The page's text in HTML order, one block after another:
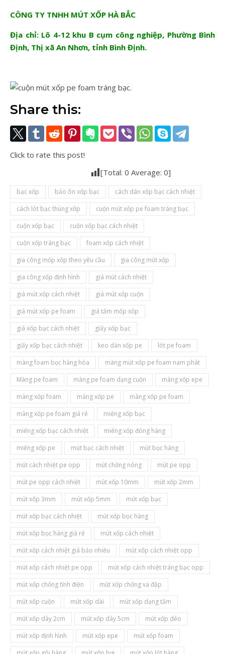
CÔNG TY TNHH MÚT XỐP HÀ BẮC
Địa chỉ: Lô 4-12 khu B cụm công nghiệp, Phường Bình
Định, Thị xã An Nhơn, tỉnh Bình Định.
Share this:
Click to rate this post!
[Total: 0 Average: 0]
bạc xốp bảo ôn xốp bạc
cách dán xốp bạc cách nhiệt
cách lót bạc thùng xốp
cuộn mút xốp pe foam tráng bạc
cuộn xốp bạc
cuộn xốp bạc cách nhiệt
cuộn xốp tráng bạc
foam xốp cách nhiệt
gia công mốp xốp theo yêu cầu
gia công mút xốp
gia công xốp định hình
giá mút cách nhiệt
giá mút xốp cách nhiệt
giá mút xốp cuộn
giá mút xốp pe foam
giá tấm mốp xốp
giá xốp bạc cách nhiệt
giấy xốp bạc
giấy xốp bạc cách nhiệt
keo dán xốp pe
lót pe foam
màng foam bọc hàng hóa
màng mút xốp pe foam nam phát
Màng pe foam
màng pe foam dạng cuộn
màng xốp epe
màng xốp foam
màng xốp pe
màng xốp pe foam
màng xốp pe foam giá rẻ
miếng xốp bạc
miếng xốp bạc cách nhiệt
miếng xốp đóng hàng
miếng xốp pe
mút bạc cách nhiệt
mút bọc hàng
mút cách nhiệt pe opp
mút chống nóng
mút pe opp
mút pe opp cách nhiệt
mút xốp 10mm
mút xốp 2mm
mút xốp 3mm
mút xốp 5mm
mút xốp bạc
mút xốp bạc cách nhiệt
mút xốp bọc hàng
mút xốp bọc hàng giá rẻ
mút xốp cách nhiệt
mút xốp cách nhiệt giá bảo nhiều
mút xốp cách nhiệt opp
mút xốp cách nhiệt pe opp
mút xốp cách nhiệt tráng bạc opp
mút xốp chống tĩnh điện
mút xốp chống va đập
mút xốp cuộn
mút xốp dài
mút xốp dạng tấm
mút xốp dày 2cm
mút xốp dày 5cm
mút xốp dẻo
mút xốp định hình
mút xốp epe
mút xốp foam